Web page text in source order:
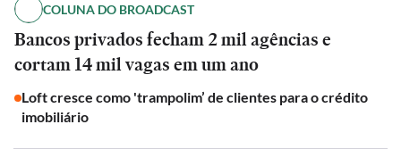
COLUNA DO BROADCAST
Bancos privados fecham 2 mil agências e
cortam 14 mil vagas em um ano
Loft cresce como 'trampolim’ de clientes para o crédito
imobiliário